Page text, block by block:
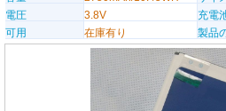
電圧
3.8V 充電
可用
在庫有り 製品